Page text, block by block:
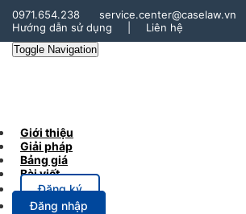
0971.654.238
service.center@caselaw.vn
Hướng dẫn sử dụng
Liên hệ
Toggle Navigation
Giới thiệu
Giải pháp
Bảng giá
Bài viết
Đăng ký
Đăng nhập